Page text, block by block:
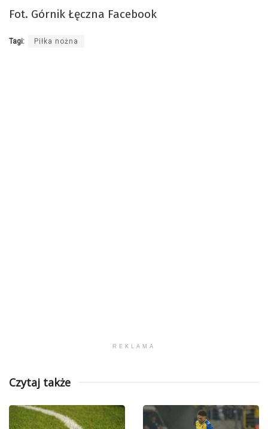
Fot. Górnik Łęczna Facebook
Tagi: Piłka nożna
REKLAMA
Czytaj także